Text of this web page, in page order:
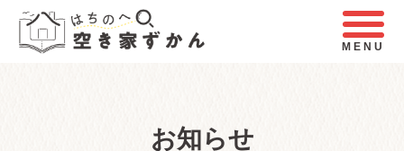
MENU
お知らせ